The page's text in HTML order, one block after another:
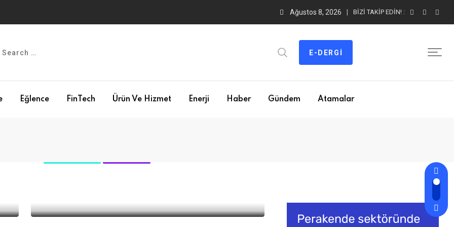
Ağustos 8, 2026 BIZI TAKIP EDIN! :
E-DERGI
Eğlence FinTech Ürün Ve Hizmet Enerji Haber Gündem Atamalar